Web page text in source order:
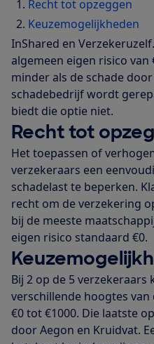
Recht tot opzeggen
Keuzemogelijkheden
InShared en
algemeen eigen risico
minder als de schade
schadebedrijf wordt
biedt die optie niet.
Recht tot
Het toepassen of
verzekeraars een
schadelast te beperken.
recht om de verzekering
bij de meeste
eigen risico standaard €0.
Bij 2 op de 5 verzekeraars
verschillende hoogtes
€0 tot €1000. Die laatste
door Aegon en Kruidvat.